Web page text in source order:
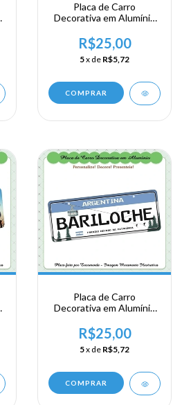
Placa de Carro
Decorativa em Alumínio
- Buenos Aires -
Argentina
R$25,00
5x de R$5,72
COMPRAR
Placa de Carro
Decorativa em Alumínio
- Bariloche
R$25,00
5x de R$5,72
COMPRAR